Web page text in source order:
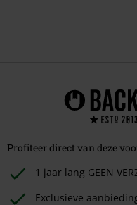
Profiteer direct van deze
1 jaar lang GEEN
Exclusieve